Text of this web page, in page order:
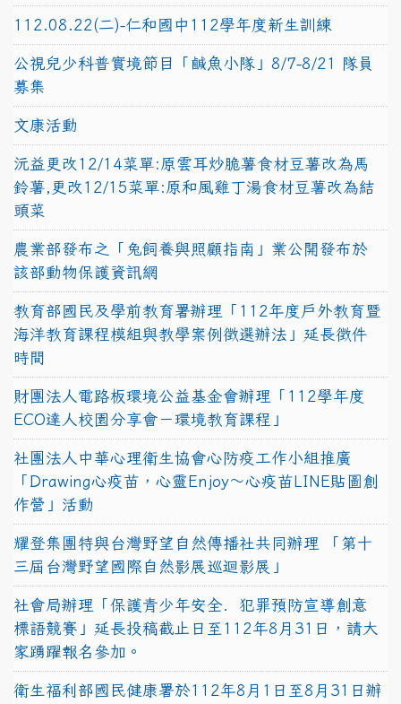
112.08.22(二)-仁和國中112學年度新生訓練
公視兒少科普實境節目「鹹魚小隊」8/7-8/21 隊員
募集
文康活動
沅益更改12/14菜單:原雲耳炒脆薯食材豆薯改為馬
鈴薯,更改12/15菜單:原和風雞丁湯食材豆薯改為結
頭菜
農業部發布之「兔飼養與照顧指南」業公開發布於
該部動物保護資訊網
教育部國民及學前教育署辦理「112年度戶外教育暨
海洋教育課程模組與教學案例徵選辦法」延長徵件
時間
財團法人電路板環境公益基金會辦理「112學年度
ECO達人校園分享會－環境教育課程」
社團法人中華心理衛生協會心防疫工作小組推廣
「Drawing心疫苗，心靈Enjoy〜心疫苗LINE貼圖創
作營」活動
耀登集團特與台灣野望自然傳播社共同辦理 「第十
三屆台灣野望國際自然影展巡迴影展」
社會局辦理「保護青少年安全．犯罪預防宣導創意
標語競賽」延長投稿截止日至112年8月31日，請大
家踴躍報名參加。
衛生福利部國民健康署於112年8月1日至8月31日辦